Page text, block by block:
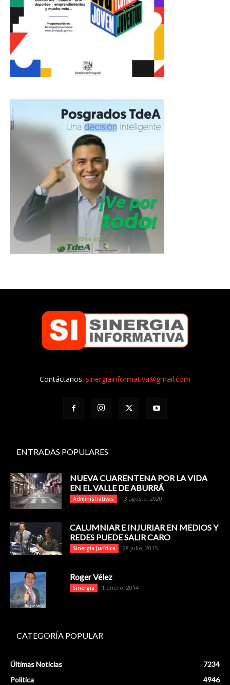
Contáctanos: sinergiainformativa@gmail.com
ENTRADAS POPULARES
NUEVA CUARENTENA POR LA VIDA
EN EL VALLE DE ABURRÁ
Administrativas 13 agosto, 2020
CALUMNIAR E INJURIAR EN MEDIOS Y
REDES PUEDE SALIR CARO
Sinergia Jurídica 28 julio, 2015
Roger Vélez
Sinergia 1 enero, 2014
CATEGORÍA POPULAR
Últimas Noticias
7234
Política
4946